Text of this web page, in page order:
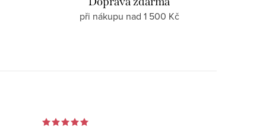
při nákupu nad 1 500 Kč